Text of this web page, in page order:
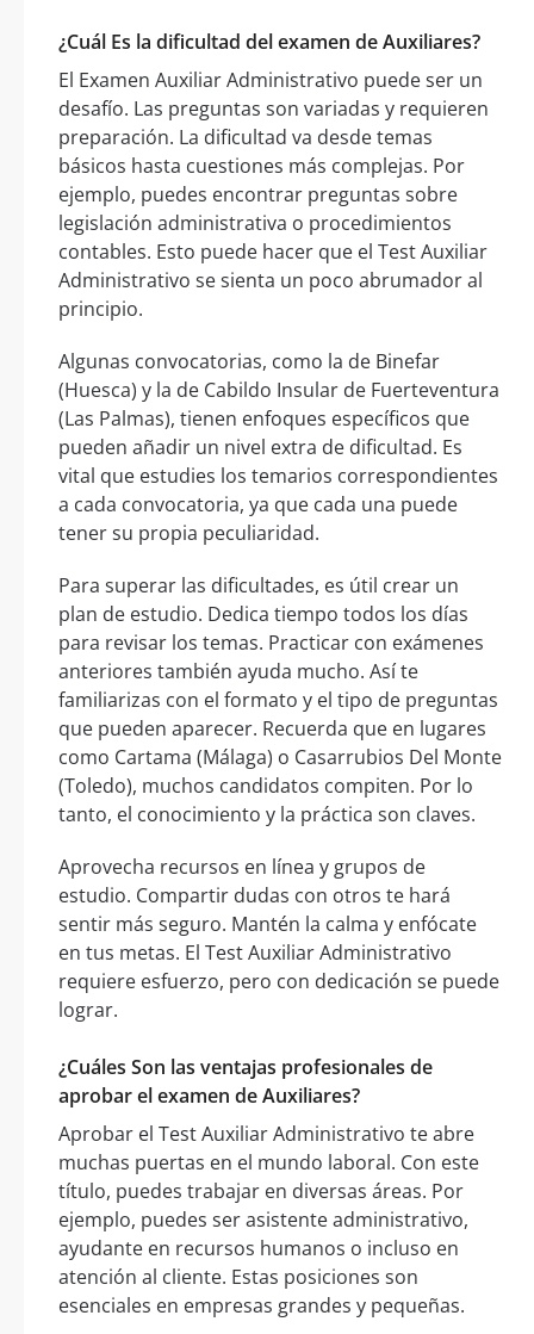
¿Cuál Es la dificultad del examen de Auxiliares?
El Examen Auxiliar Administrativo puede ser un
desafío. Las preguntas son variadas y requieren
preparación. La dificultad va desde temas
básicos hasta cuestiones más complejas. Por
ejemplo, puedes encontrar preguntas sobre
legislación administrativa o procedimientos
contables. Esto puede hacer que el Test Auxiliar
Administrativo se sienta un poco abrumador al
principio.
Algunas convocatorias, como la de Binefar
(Huesca) y la de Cabildo Insular de Fuerteventura
(Las Palmas), tienen enfoques específicos que
pueden añadir un nivel extra de dificultad. Es
vital que estudies los temarios correspondientes
a cada convocatoria, ya que cada una puede
tener su propia peculiaridad.
Para superar las dificultades, es útil crear un
plan de estudio. Dedica tiempo todos los días
para revisar los temas. Practicar con exámenes
anteriores también ayuda mucho. Así te
familiarizas con el formato y el tipo de preguntas
que pueden aparecer. Recuerda que en lugares
como Cartama (Málaga) o Casarrubios Del Monte
(Toledo), muchos candidatos compiten. Por lo
tanto, el conocimiento y la práctica son claves.
Aprovecha recursos en línea y grupos de
estudio. Compartir dudas con otros te hará
sentir más seguro. Mantén la calma y enfócate
en tus metas. El Test Auxiliar Administrativo
requiere esfuerzo, pero con dedicación se puede
lograr.
¿Cuáles Son las ventajas profesionales de
aprobar el examen de Auxiliares?
Aprobar el Test Auxiliar Administrativo te abre
muchas puertas en el mundo laboral. Con este
título, puedes trabajar en diversas áreas. Por
ejemplo, puedes ser asistente administrativo,
ayudante en recursos humanos o incluso en
atención al cliente. Estas posiciones son
esenciales en empresas grandes y pequeñas.